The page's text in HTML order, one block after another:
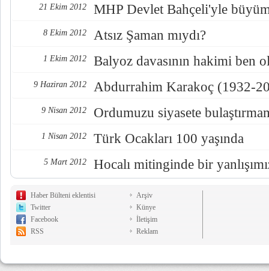
21 Ekim 2012 MHP Devlet Bahçeli'yle
8 Ekim 2012 Atsız Şaman mıydı?
1 Ekim 2012 Balyoz davasının hakimi ben
9 Haziran 2012 Abdurrahim Karakoç (1932-
9 Nisan 2012 Ordumuzu siyasete
1 Nisan 2012 Türk Ocakları 100 yaşında
5 Mart 2012 Hocalı mitinginde bir
Haber Bülteni eklentisi
Twitter
Facebook
RSS
Arşiv
Künye
İletişim
Reklam